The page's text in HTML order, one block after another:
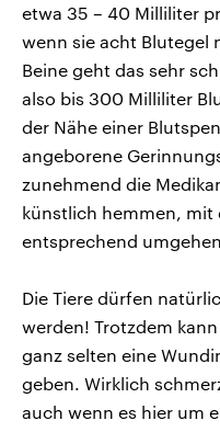
etwa 35 – 40 Milliliter
wenn sie acht Blutegel
Beine geht das sehr
also bis 300 Milliliter
der Nähe einer
angeborene
zunehmend die
künstlich hemmen, mit
entsprechend
Die Tiere dürfen
werden! Trotzdem
ganz selten eine
geben. Wirklich
auch wenn es hier um